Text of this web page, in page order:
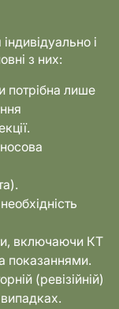
і
з них:
потрібна лише
включаючи КТ
показаннями.
(ревізійній)